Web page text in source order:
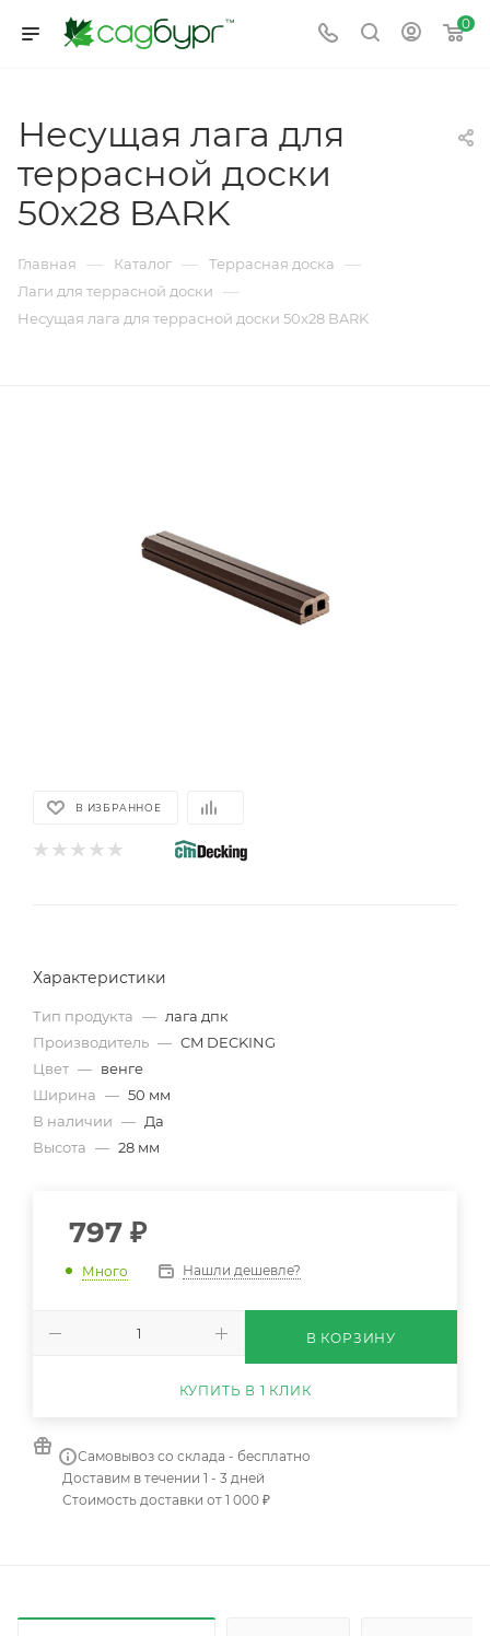
0
Несущая лага для
террасной доски
50х28 BARK
Главная — Каталог — Террасная доска —
Лаги для террасной доски —
Несущая лага для террасной доски 50х28 BARK
В ИЗБРАННОЕ
Характеристики
Тип продукта — лага дпк
Производитель — CM DECKING
Цвет — венге
Ширина — 50 мм
В наличии — Да
Высота — 28 мм
797 ₽
Много Нашли дешевле?
В КОРЗИНУ
КУПИТЬ В 1 КЛИК
Самовывоз со склада - бесплатно
Доставим в течении 1 - 3 дней
Стоимость доставки от 1 000 ₽